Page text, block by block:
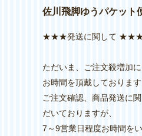
佐川飛脚ゆうパケット
★★★発送に関して
ただいま、ご注文殺増加
お時間を頂戴しております
ご注文確認、商品発送に
だいておりますが、
7～9営業日程度お時間を